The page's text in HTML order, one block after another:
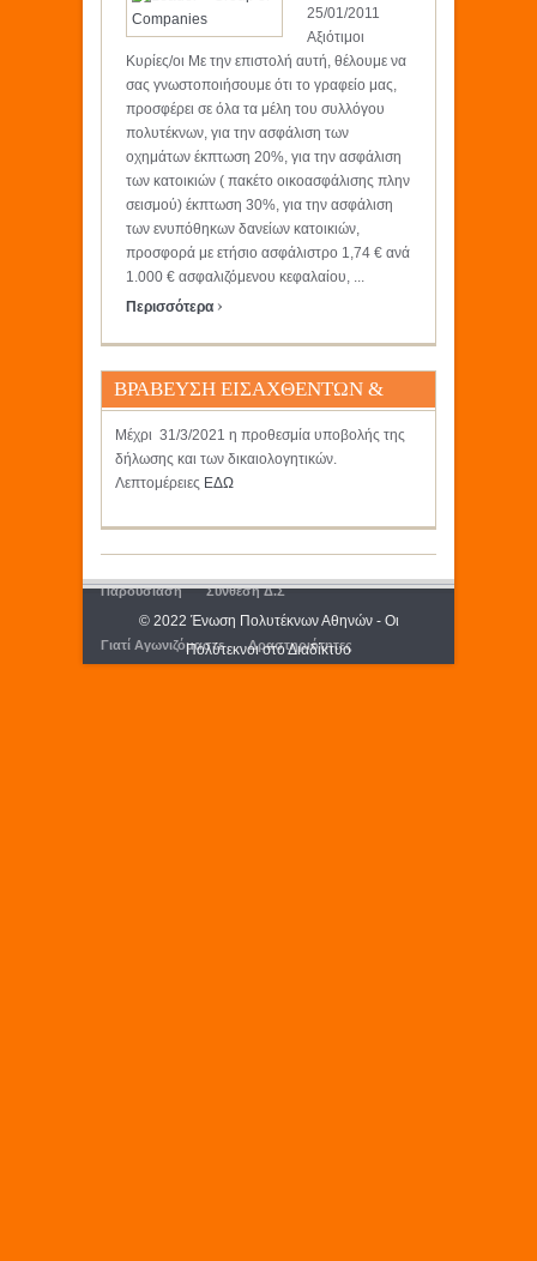
25/01/2011
Αξιότιμοι
Κυρίες/οι Με την επιστολή αυτή, θέλουμε να
σας γνωστοποιήσουμε ότι το γραφείο μας,
προσφέρει σε όλα τα μέλη του συλλόγου
πολυτέκνων, για την ασφάλιση των
οχημάτων έκπτωση 20%, για την ασφάλιση
των κατοικιών ( πακέτο οικοασφάλισης πλην
σεισμού) έκπτωση 30%, για την ασφάλιση
των ενυπόθηκων δανείων κατοικιών,
προσφορά με ετήσιο ασφάλιστρο 1,74 € ανά
1.000 € ασφαλιζόμενου κεφαλαίου, ...
Περισσότερα ›
ΒΡΑΒΕΥΣΗ ΕΙΣΑΧΘΕΝΤΩΝ &
ΠΤΥΧΙΟΥΧΩΝ 2020 & 2021
Μέχρι 31/3/2021 η προθεσμία υποβολής της
δήλωσης και των δικαιολογητικών.
Λεπτομέρειες ΕΔΩ
Παρουσίαση Σύνθεση Δ.Σ
Γιατί Αγωνιζόμαστε Δραστηριότητες
© 2022 Ένωση Πολυτέκνων Αθηνών - Οι
Πολύτεκνοι στο Διαδίκτυο